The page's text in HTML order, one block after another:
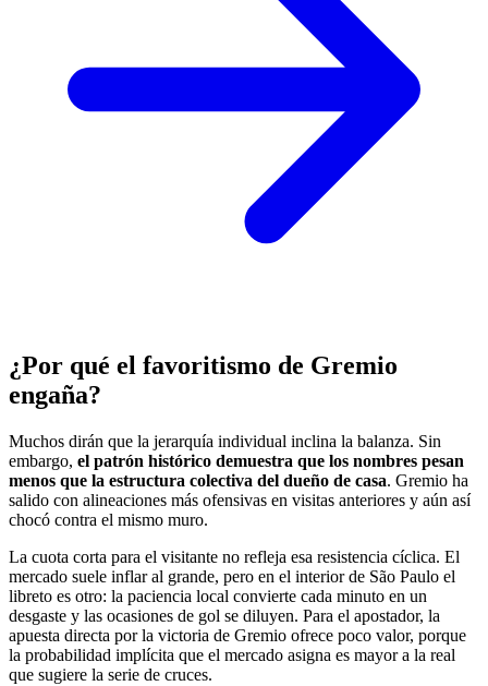
¿Por qué el favoritismo de Gremio
engaña?
Muchos dirán que la jerarquía individual inclina la balanza. Sin
embargo, el patrón histórico demuestra que los nombres pesan
menos que la estructura colectiva del dueño de casa. Gremio ha
salido con alineaciones más ofensivas en visitas anteriores y aún así
chocó contra el mismo muro.
La cuota corta para el visitante no refleja esa resistencia cíclica. El
mercado suele inflar al grande, pero en el interior de São Paulo el
libreto es otro: la paciencia local convierte cada minuto en un
desgaste y las ocasiones de gol se diluyen. Para el apostador, la
apuesta directa por la victoria de Gremio ofrece poco valor, porque
la probabilidad implícita que el mercado asigna es mayor a la real
que sugiere la serie de cruces.